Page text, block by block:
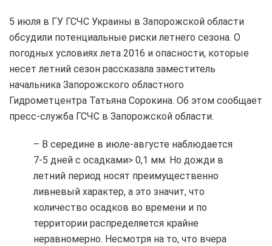
5 июля в ГУ ГСЧС Украины в Запорожской области
обсудили потенциальные риски летнего сезона. О
погодных условиях лета 2016 и опасности, которые
несет летний сезон рассказала заместитель
начальника Запорожского областного
Гидрометцентра Татьяна Сорокина. Об этом сообщает
пресс-служба ГСЧС в Запорожской области.
– В середине в июле-августе наблюдается
7-5 дней с осадками> 0,1 мм. Но дожди в
летний период носят преимущественно
ливневый характер, а это значит, что
количество осадков во времени и по
территории распределяется крайне
неравномерно. Несмотря на то, что вчера